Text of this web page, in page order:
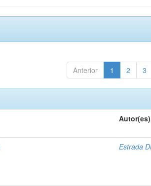
Anterior 1 2 3
Autor(es)
Estrada